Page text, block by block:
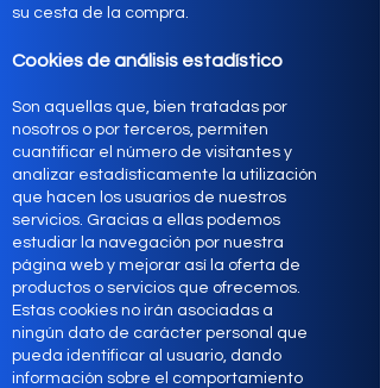
su cesta de la compra.
Cookies de análisis estadístico
Son aquellas que, bien tratadas por
nosotros o por terceros, permiten
cuantificar el número de visitantes y
analizar estadísticamente la utilización
que hacen los usuarios de nuestros
servicios. Gracias a ellas podemos
estudiar la navegación por nuestra
página web y mejorar así la oferta de
productos o servicios que ofrecemos.
Estas cookies no irán asociadas a
ningún dato de carácter personal que
pueda identificar al usuario, dando
información sobre el comportamiento